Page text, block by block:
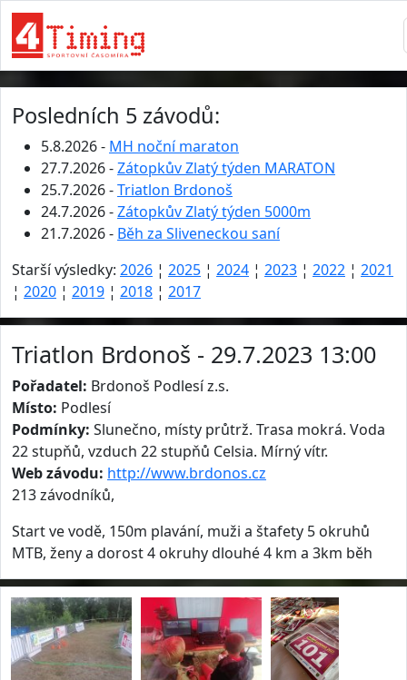
Posledních 5 závodů:
5.8.2026 - MH noční maraton
27.7.2026 -Zátopkův Zlatý týden MARATON
25.7.2026 -Triatlon Brdonoš
24.7.2026 -Zátopkův Zlatý týden 5000m
21.7.2026 - Běh za Sliveneckou saní
Starší výsledky: 2026 ¦ 2025 ¦ 2024 ¦ 2023 ¦ 2022 ¦ 2021
¦ 2020 ¦ 2019 ¦ 2018 ¦ 2017
Triatlon Brdonoš - 29.7.2023 13:00
Pořadatel: Brdonoš Podlesí z.s.
Místo: Podlesí
Podmínky: Slunečno, místy průtrž. Trasa mokrá. Voda
22 stupňů, vzduch 22 stupňů Celsia. Mírný vítr.
Web závodu: http://www.brdonos.cz
213 závodníků,
Start ve vodě, 150m plavání, muži a štafety 5 okruhů
MTB, ženy a dorost 4 okruhy dlouhé 4 km a 3km běh